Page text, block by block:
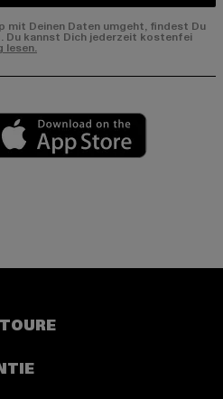
mit Deinen Daten umgeht, findest Du
Du kannst Dich jederzeit kostenfei
lesen.
market